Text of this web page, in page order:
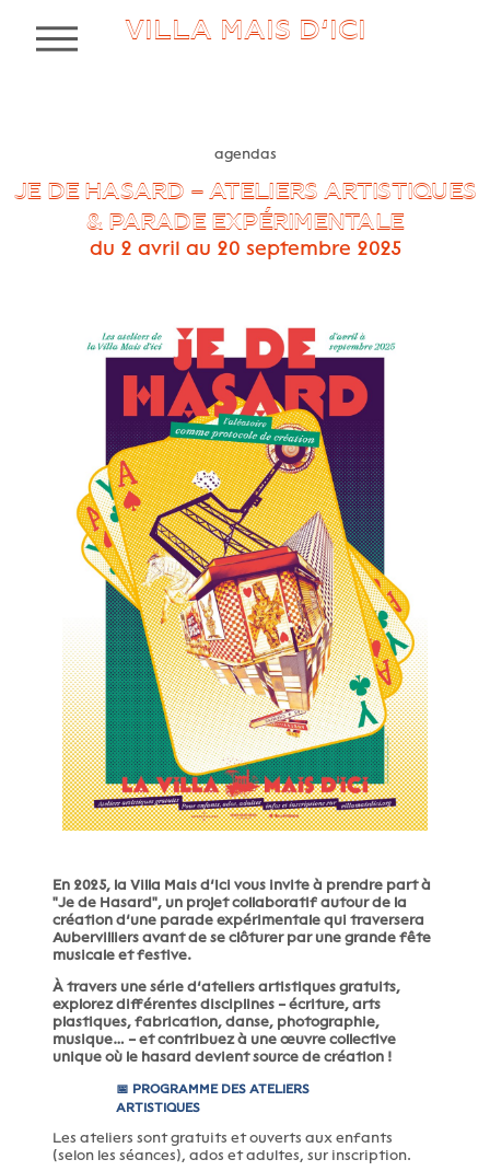
VILLA MAIS D’ICI
MENU
agendas
JE DE HASARD – ATELIERS ARTISTIQUES
& PARADE EXPÉRIMENTALE
du 2 avril au 20 septembre 2025
En 2025, la Villa Mais d’Ici vous invite à prendre part à
"Je de Hasard", un projet collaboratif autour de la
création d’une parade expérimentale qui traversera
Aubervilliers avant de se clôturer par une grande fête
musicale et festive.
À travers une série d’ateliers artistiques gratuits,
explorez différentes disciplines – écriture, arts
plastiques, fabrication, danse, photographie,
musique… – et contribuez à une œuvre collective
unique où le hasard devient source de création !
📅 PROGRAMME DES ATELIERS
ARTISTIQUES
Les ateliers sont gratuits et ouverts aux enfants
(selon les séances), ados et adultes, sur inscription.